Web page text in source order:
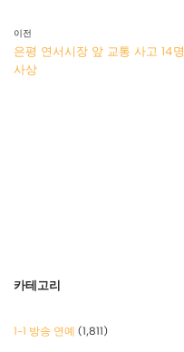
이전
은평 연서시장 앞 교통 사고 14명
사상
카테고리
1-1 방송 연예 (1,811)